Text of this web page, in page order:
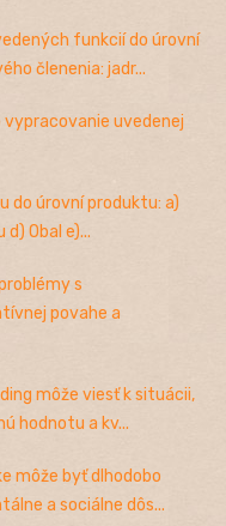
funkcií do úrovní
členenia: jadr...
vypracovanie uvedenej
do úrovní produktu: a)
Obal e)...
s
povahe a
môže viesť k situácii,
hodnotu a kv...
môže byť dlhodobo
a sociálne dôs...